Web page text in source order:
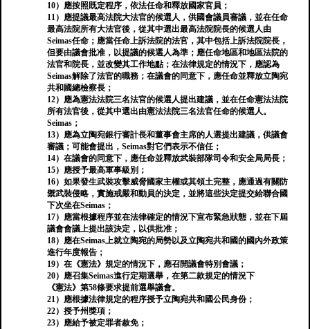
10）應按照既定程序，依法任命和釋放國家官員；
11）應提議最高法院大法官的候選人，供國會議員審議，並在任命
最高法院所有大法官後，從其中選出最高法院院長的候選人由
Seimas任命；應當任命上訴法院的法官，其中包括上訴法院院長，
但要由議會批准，以提議的候選人為準；應任命地區和地區法院的
法官和院長，並改變其工作地點；在法律規定的情況下，應認為
Seimas解除了法官的職務；在議會的同意下，應任命並釋放立陶宛
共和國總檢察長；
12）應為憲法法院三名法官的候選人提出建議，並在任命憲法法院
所有法官後，從其中選出由憲法法院三名法官任命的候選人。
Seimas；
13）應為立陶宛銀行審計長和董事會主席的人選提出建議，供議會
審議；可能會提出，Seimas對它們表示不信任；
14）在議會的同意下，應任命並釋放武裝部隊司令和安全局局長；
15）應授予最高軍事級別；
16）如果發生武裝攻擊威脅國家主權或其領土完整，應通過有關防
禦武裝侵略，實施戒嚴和動員的決定，並將這些決定提交給聯合國
下次坐在Seimas；
17）應當根據程序並在法律確定的情況下宣布緊急狀態，並在下屆
議會會議上提出該決定，以供批准；
18）應在Seimas上就立陶宛的局勢以及立陶宛共和國的國內外政策
進行年度報告；
19）在《憲法》規定的情況下，應召開議會特別會議；
20）應召集Seimas進行定期選舉，在第二款規定的情況下
《憲法》第58條要求提前選舉議會。
21）應根據法律規定的程序授予立陶宛共和國公民身份；
22）授予州獎項；
23）應給予被定罪者赦免；